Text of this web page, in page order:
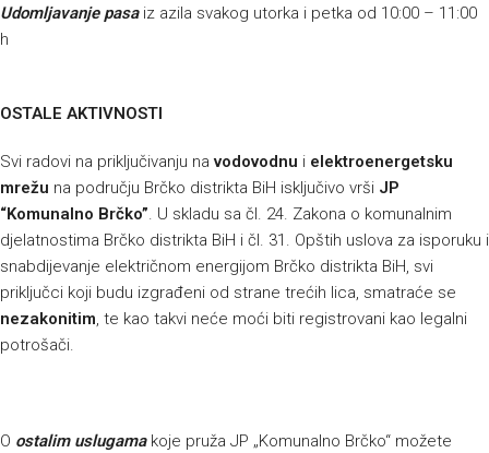
Udomljavanje pasaiz azila svakog utorka i petka od 10:00 – 11:00
h
OSTALE AKTIVNOSTI
Svi radovi na priključivanju navodovodnu i elektroenergetsku
mrežu na području Brčko distrikta BiH isključivo vrši JP
“Komunalno Brčko”. U skladu sa čl. 24. Zakona o komunalnim
djelatnostima Brčko distrikta BiH i čl. 31. Opštih uslova za isporuku i
snabdijevanje električnom energijom Brčko distrikta BiH, svi
priključci koji budu izgrađeni od strane trećih lica, smatraće se
nezakonitim, te kao takvi neće moći biti registrovani kao legalni
potrošači.
O ostalim uslugamakoje pruža JP „Komunalno Brčko“ možete